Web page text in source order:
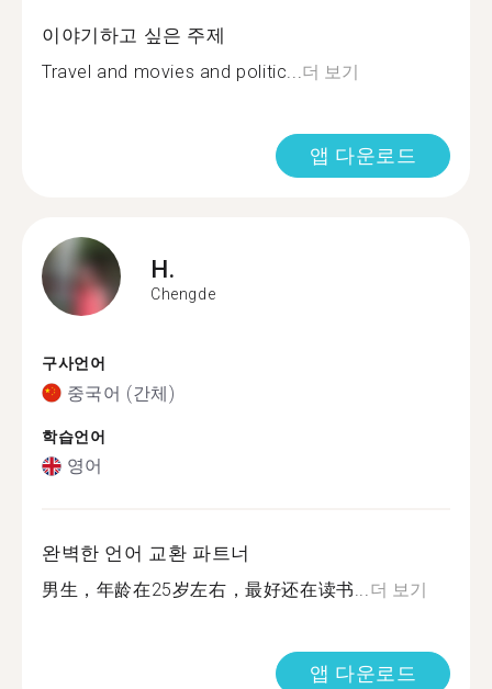
이야기하고 싶은 주제
Travel and movies and politic...더 보기
앱 다운로드
H.
Chengde
구사언어
중국어 (간체)
학습언어
영어
완벽한 언어 교환 파트너
男生，年龄在25岁左右，最好还在读书...더 보기
앱 다운로드